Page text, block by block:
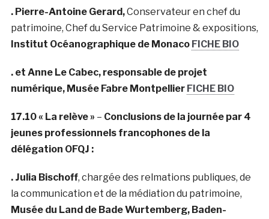
. Pierre-Antoine Gerard,Conservateur en chef du
patrimoine, Chef du Service Patrimoine & expositions,
Institut Océanographique de Monaco FICHE BIO
. et Anne Le Cabec, responsable de projet
numérique, Musée Fabre Montpellier FICHE BIO
17.10« La relève » – Conclusions de la journée par 4
jeunes professionnels francophones de la
délégation OFQJ :
. Julia Bischoff, chargée des relmations publiques, de
la communication et de la médiation du patrimoine,
Musée du Land de Bade Wurtemberg, Baden-